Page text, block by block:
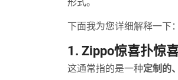
下面我为您详细解释一下：
1. Zippo惊喜扑惊
这通常指的是一种定制的